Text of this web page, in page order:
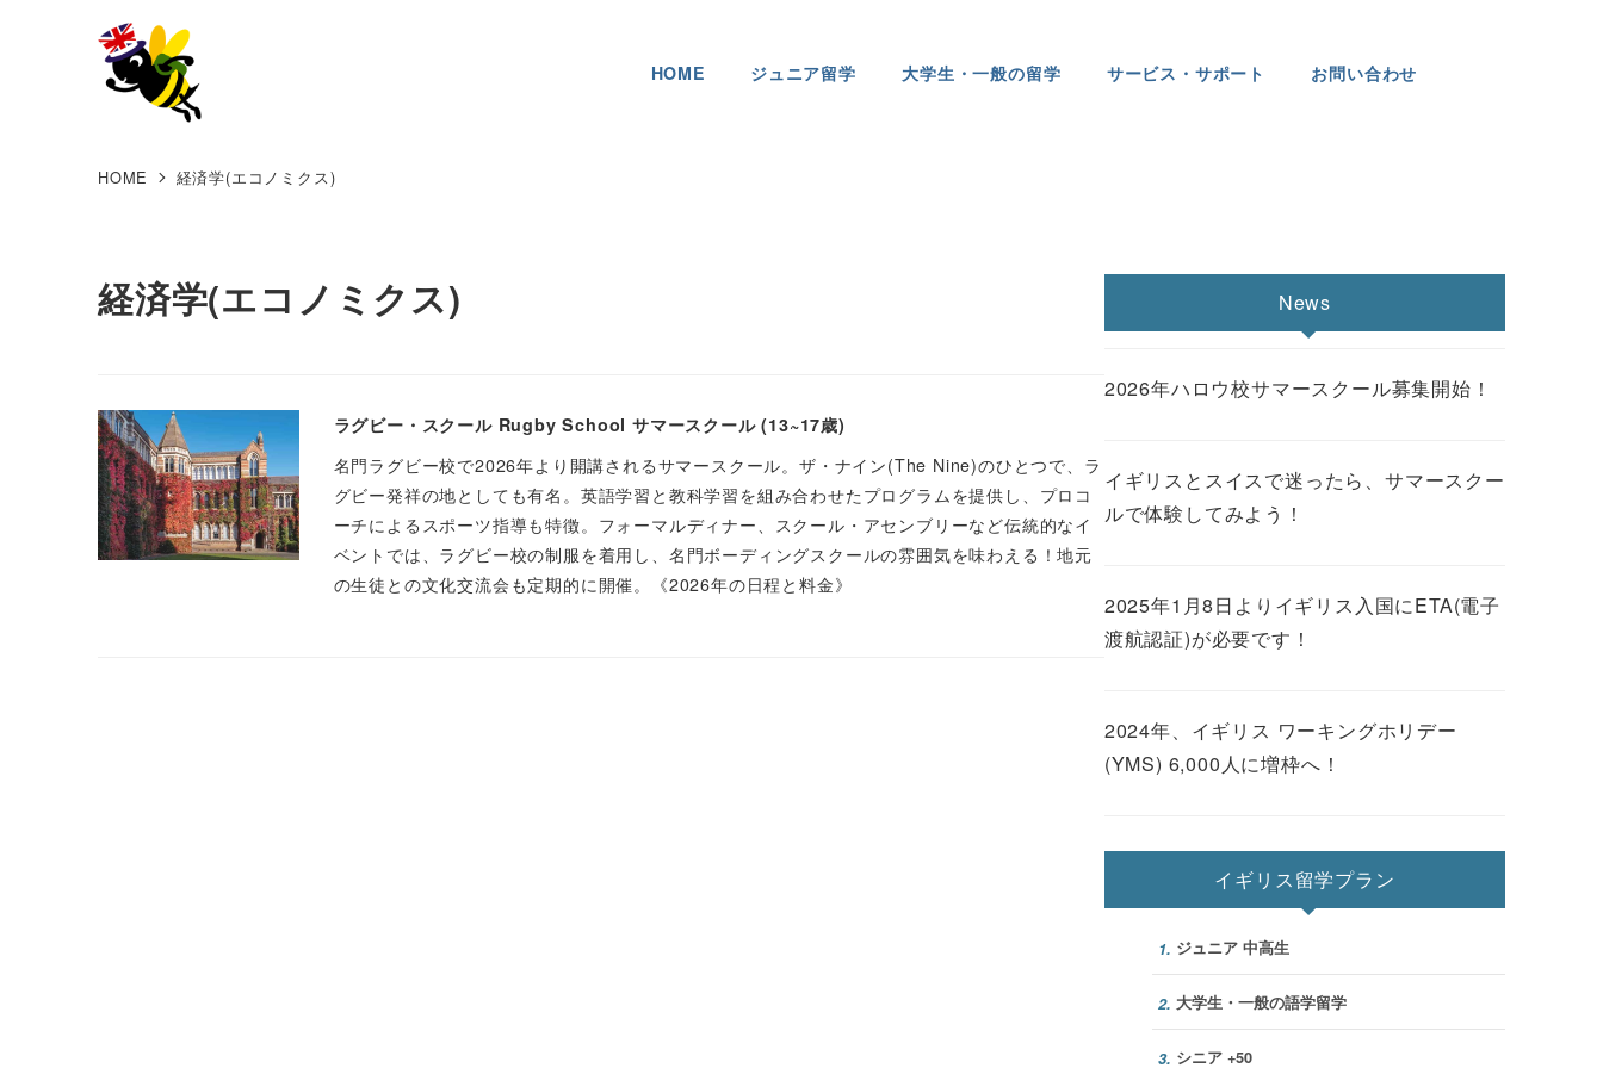
HOME ジュニア留学 大学生・一般の留学 サービス・サポート お問い合わせ
HOME 経済学(エコノミクス)
経済学(エコノミクス)
ラグビー・スクール Rugby School サマースクール (13~17歳)
名門ラグビー校で2026年より開講されるサマースクール。ザ・ナイン(The Nine)のひとつで、ラ
グビー発祥の地としても有名。英語学習と教科学習を組み合わせたプログラムを提供し、プロコ
ーチによるスポーツ指導も特徴。フォーマルディナー、スクール・アセンブリーなど伝統的なイ
ベントでは、ラグビー校の制服を着用し、名門ボーディングスクールの雰囲気を味わえる！地元
の生徒との文化交流会も定期的に開催。《2026年の日程と料金》
News
2026年ハロウ校サマースクール募集開始！
イギリスとスイスで迷ったら、サマースクー
ルで体験してみよう！
2025年1月8日よりイギリス入国にETA(電子
渡航認証)が必要です！
2024年、イギリス ワーキングホリデー
(YMS) 6,000人に増枠へ！
イギリス留学プラン
1. ジュニア 中高生
2. 大学生・一般の語学留学
3. シニア +50